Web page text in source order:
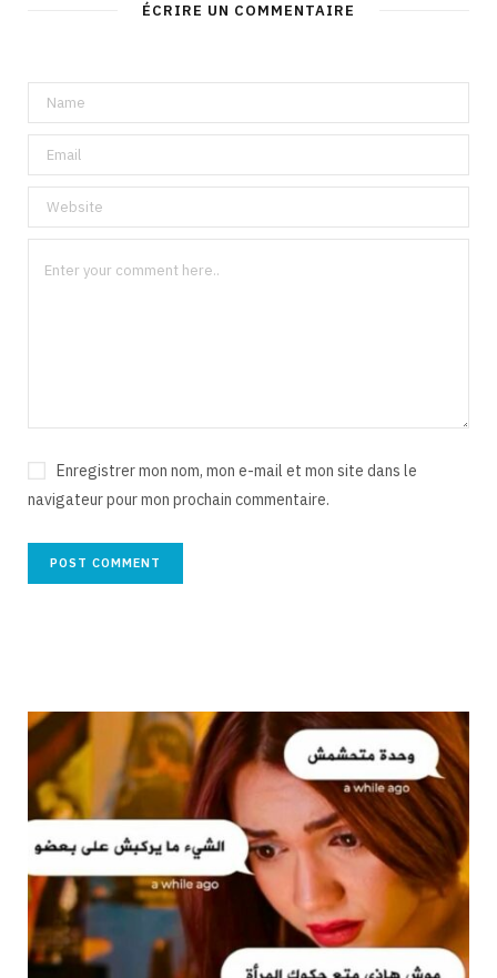
ÉCRIRE UN COMMENTAIRE
Enregistrer mon nom, mon e-mail et mon site dans le
navigateur pour mon prochain commentaire.